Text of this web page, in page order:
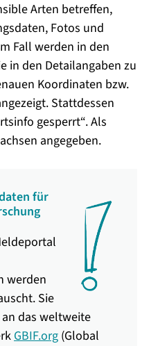
Arten betreffen,
Fotos und
Fall werden in den
in den Detailangaben zu
Koordinaten bzw.
Stattdessen
gesperrt“. Als
angegeben.
für
werden
Sie
das weltweite
GBIF.org (Global